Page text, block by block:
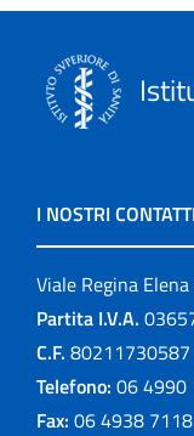
I NOSTRI CONTATTI
Viale Regina
Partita I.V.A.
C.F. 80211730587
Telefono: 06 4990
Fax: 06 4938 7118